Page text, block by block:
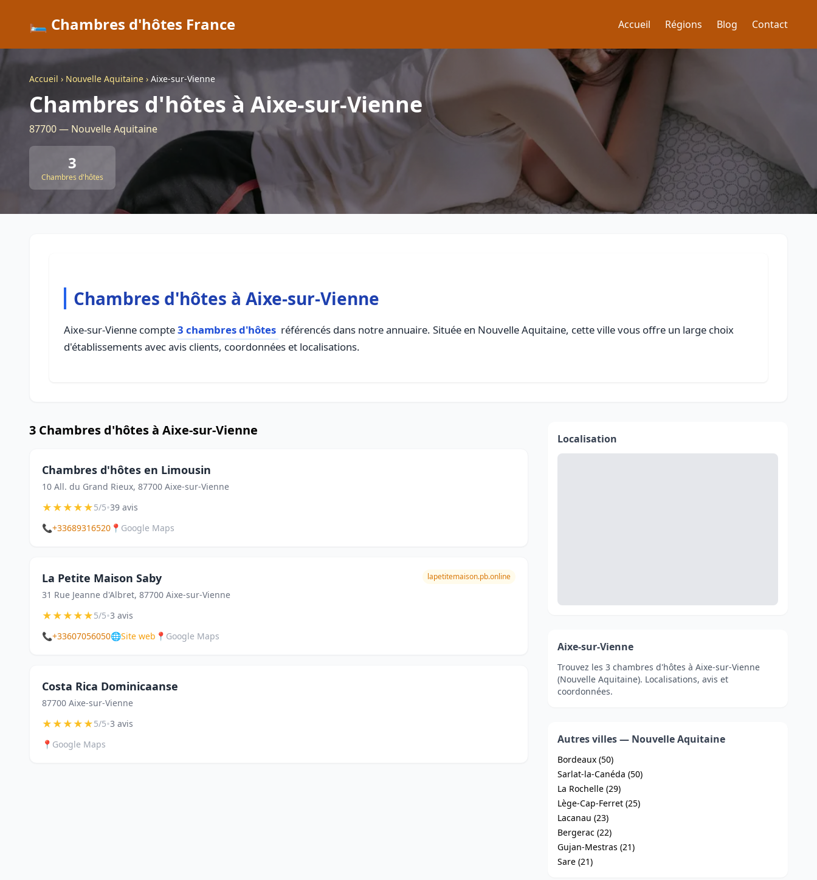
🛏️ Chambres d'hôtes France Accueil Régions Blog Contact
Accueil › Nouvelle Aquitaine › Aixe-sur-Vienne
Chambres d'hôtes à Aixe-sur-Vienne
87700 — Nouvelle Aquitaine
3
Chambres d'hôtes
Chambres d'hôtes à Aixe-sur-Vienne
Aixe-sur-Vienne compte3 chambres d'hôtes référencés dans notre annuaire. Située en Nouvelle Aquitaine, cette ville vous offre un large choix
d'établissements avec avis clients, coordonnées et localisations.
3 Chambres d'hôtes à Aixe-sur-Vienne
Chambres d'hôtes en Limousin
10 All. du Grand Rieux, 87700 Aixe-sur-Vienne
★★★★★5/5•39 avis
📞+33689316520 📍 Google Maps
La Petite Maison Saby
31 Rue Jeanne d'Albret, 87700 Aixe-sur-Vienne
lapetitemaison.pb.online
★★★★★5/5•3 avis
📞+33607056050🌐Site web 📍 Google Maps
Costa Rica Dominicaanse
87700 Aixe-sur-Vienne
★★★★★5/5•3 avis
📍 Google Maps
Localisation
Aixe-sur-Vienne
Trouvez les 3 chambres d'hôtes à Aixe-sur-Vienne
(Nouvelle Aquitaine). Localisations, avis et
coordonnées.
Autres villes — Nouvelle Aquitaine
Bordeaux (50)
Sarlat-la-Canéda (50)
La Rochelle (29)
Lège-Cap-Ferret (25)
Lacanau (23)
Bergerac (22)
Gujan-Mestras (21)
Sare (21)